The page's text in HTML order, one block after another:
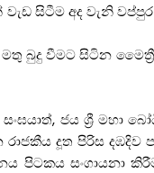
වැඩ සිටීම අද වැනි වප්පුර
මතු බුදු වීමට සිටින මෛත්
සංඝයාත්, ජය ශ් මහා
රාජකීය දූත පිරිස දඹදිව
පිටකය සංගායනා